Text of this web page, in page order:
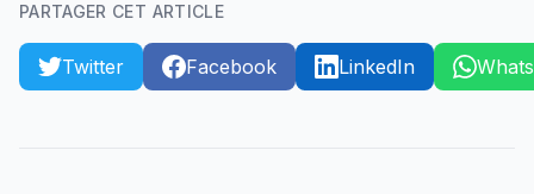
PARTAGER CET ARTICLE
Twitter Facebook LinkedIn